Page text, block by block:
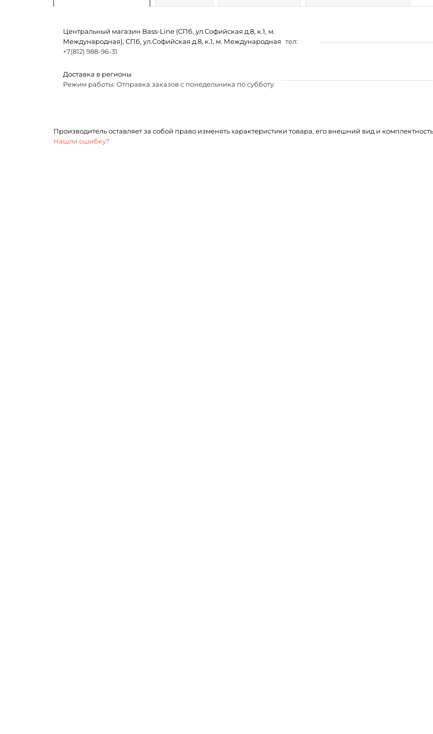
Центральный магазин Bass-Line (СПб, ул.Софийская д.8, к.1, м.
Международная), СПб, ул.Софийская д.8, к.1, м. Международная тел:
+7(812) 988-96-31
Доставка в регионы
Режим работы: Отправка заказов с понедельника по субботу.
Производитель оставляет за собой право изменять характеристики товара, его внешний вид и
Нашли ошибку?